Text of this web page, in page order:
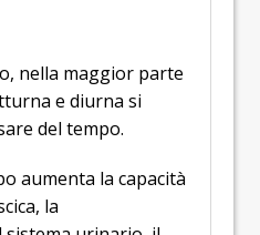
nella maggior parte
e diurna si
del tempo.
aumenta la capacità
la